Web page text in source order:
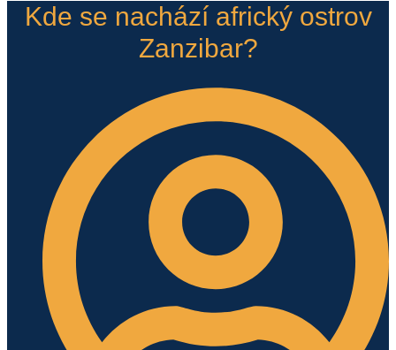
Kde se nachází africký ostrov
Zanzibar?